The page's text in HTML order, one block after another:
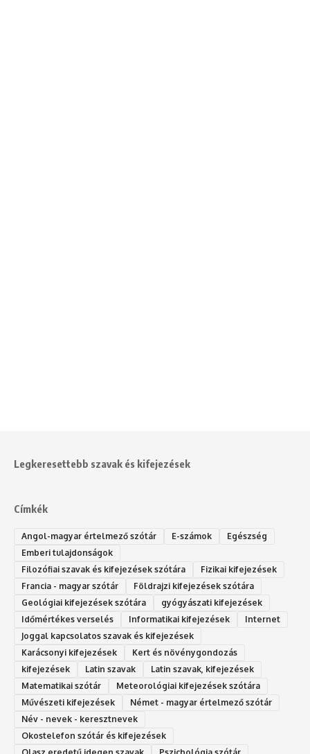
Legkeresettebb szavak és kifejezések
Címkék
Angol-magyar értelmező szótár E-számok
Egészség
Emberi tulajdonságok
Filozófiai szavak és kifejezések szótára
Fizikai kifejezések
Francia - magyar szótár
Földrajzi kifejezések szótára
Geológiai kifejezések szótára
gyógyászati kifejezések
Időmértékes verselés
Informatikai kifejezések
Internet
Joggal kapcsolatos szavak és kifejezések
Karácsonyi kifejezések
Kert és növénygondozás
kifejezések
Latin szavak
Latin szavak, kifejezések
Matematikai szótár
Meteorológiai kifejezések szótára
Művészeti kifejezések
Német - magyar értelmező szótár
Név - nevek - keresztnevek
Okostelefon szótár és kifejezések